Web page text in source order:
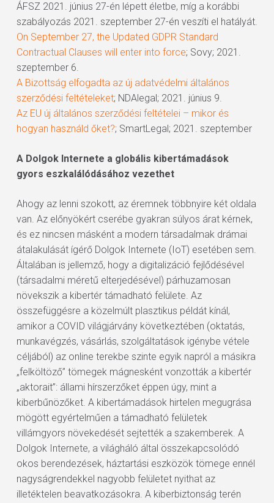
ÁFSZ 2021. június 27-én lépett életbe, míg a korábbi
szabályozás 2021. szeptember 27-én veszíti el hatályát.
On September 27, the Updated GDPR Standard
Contractual Clauses will enter into force; Sovy; 2021.
szeptember 6.
A Bizottság elfogadta az új adatvédelmi általános
szerződési feltételeket; NDAlegal; 2021. június 9.
Az EU új általános szerződési feltételei – mikor és
hogyan használd őket?; SmartLegal; 2021. szeptember
A Dolgok Internete a globális kibertámadások
gyors eszkalálódásához vezethet
Ahogy az lenni szokott, az éremnek többnyire két oldala
van. Az előnyökért cserébe gyakran súlyos árat kérnek,
és ez nincsen másként a modern társadalmak drámai
átalakulását ígérő Dolgok Internete (IoT) esetében sem.
Általában is jellemző, hogy a digitalizáció fejlődésével
(társadalmi méretű elterjedésével) párhuzamosan
növekszik a kibertér támadható felülete. Az
összefüggésre a közelmúlt plasztikus példát kínál,
amikor a COVID világjárvány következtében (oktatás,
munkavégzés, vásárlás, szolgáltatások igénybe vétele
céljából) az online terekbe szinte egyik napról a másikra
„felköltöző” tömegek mágnesként vonzották a kibertér
„aktorait”: állami hírszerzőket éppen úgy, mint a
kiberbűnözőket. A kibertámadások hirtelen megugrása
mögött egyértelműen a támadható felületek
villámgyors növekedését sejtették a szakemberek. A
Dolgok Internete, a világháló által összekapcsolódó
okos berendezések, háztartási eszközök tömege ennél
nagyságrendekkel nagyobb felületet nyithat az
illetéktelen beavatkozásokra. A kiberbiztonság terén